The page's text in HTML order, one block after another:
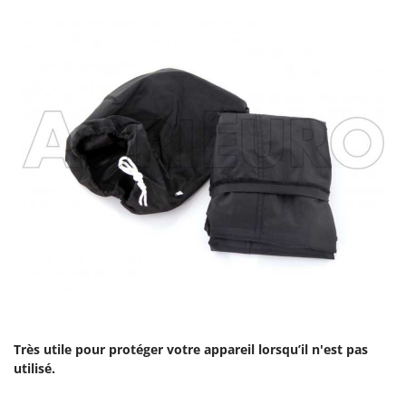
Sirman
Skil
Smartwood
Smeg
Spyro
Stanley
Très utile pour protéger votre appareil lorsqu’il n'est pas
utilisé.